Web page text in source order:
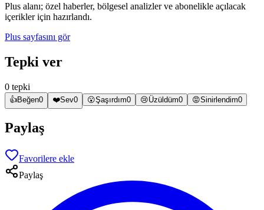
Plus alanı; özel haberler, bölgesel analizler ve abonelikle açılacak
içerikler için hazırlandı.
Plus sayfasını gör
Tepki ver
0 tepki
👍Beğen0 ❤️Sev0 😮Şaşırdım0 😢Üzüldüm0 😡Sinirlendim0
Paylaş
Favorilere ekle
Paylaş